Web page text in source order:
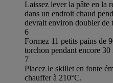
Laissez lever la pâte en la
dans un endroit chaud
devrait environ doubler de
6
Formez 11 petits pains de
torchon pendant encore 30
7
Placez le skillet en fonte
chauffer à 210°C.